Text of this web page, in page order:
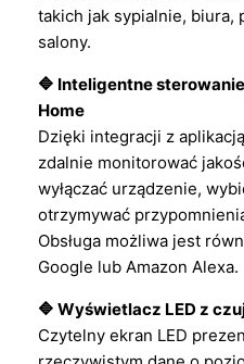
takich jak sypialnie, biura,
salony.
🔷 Inteligentne
Home
Dzięki integracji z
zdalnie monitorować
wyłączać urządzenie,
otrzymywać
Obsługa możliwa jest
Google lub Amazon Alexa.
🔷 Wyświetlacz LED z
Czytelny ekran LED